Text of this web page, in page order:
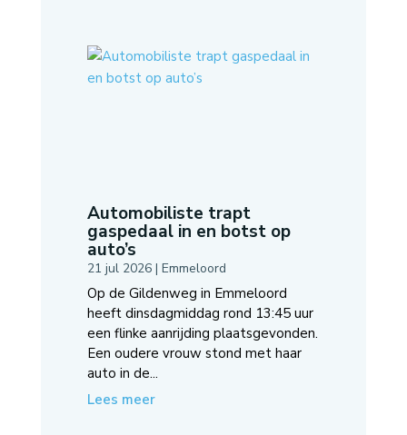
Automobiliste trapt
gaspedaal in en botst op
auto’s
21 jul 2026| Emmeloord
Op de Gildenweg in Emmeloord
heeft dinsdagmiddag rond 13:45 uur
een flinke aanrijding plaatsgevonden.
Een oudere vrouw stond met haar
auto in de...
Lees meer